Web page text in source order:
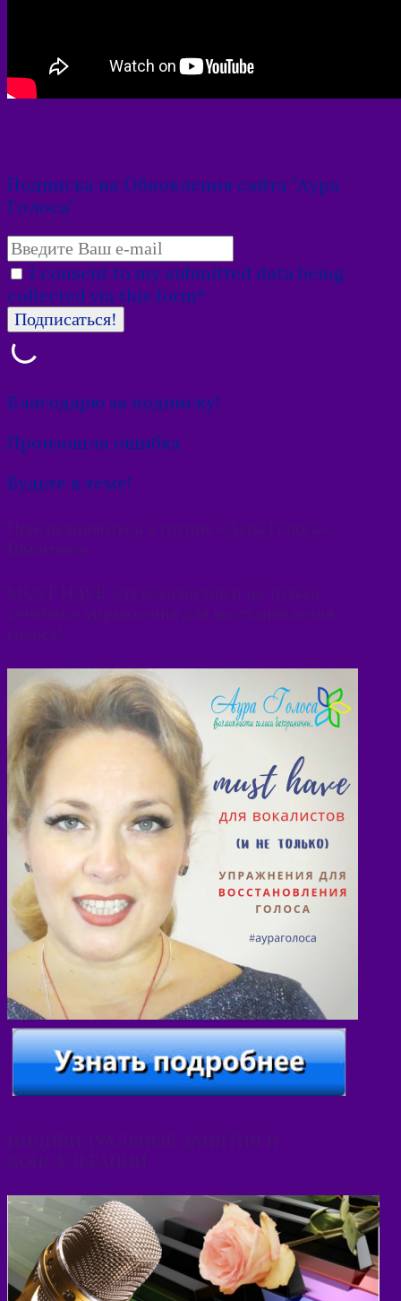
Подписка на Обновления сайта "Аура
Голоса"
I consent to my submitted data being
collected via this form*
Благодарю за подписку!
Произошла ошибка
Будьте в теме!